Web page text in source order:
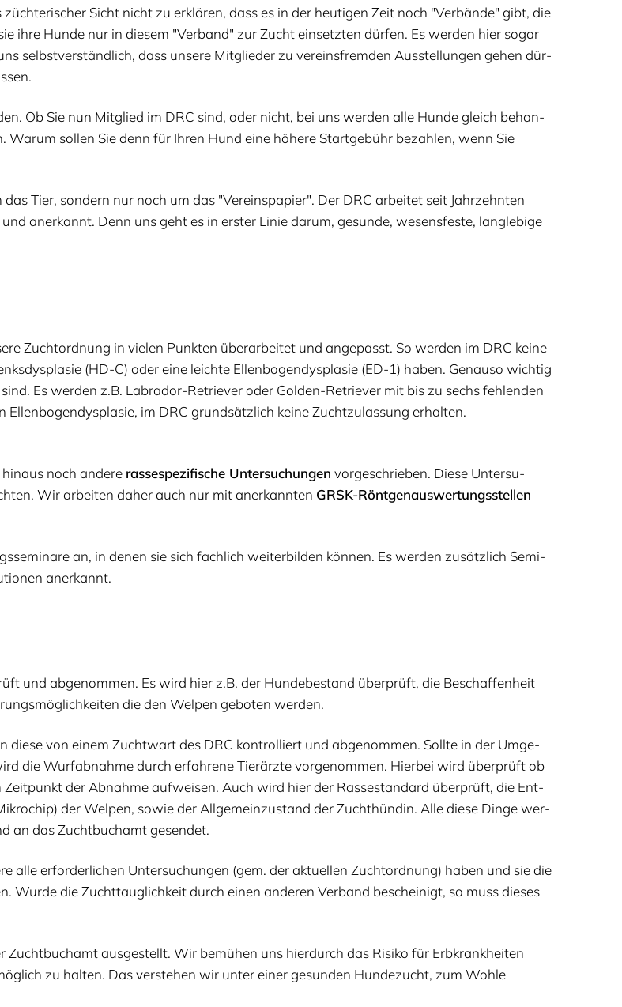
Sicht nicht zu erklä­ren, dass es in der heu­ti­gen Zeit noch "Ver­bän­de" gibt, die
ihre Hun­de nur in die­sem "Ver­band" zur Zucht ein­setz­ten dür­fen. Es wer­den hier sogar
selbst­ver­ständ­lich, dass unse­re Mit­glie­der zu ver­eins­frem­den Aus­stel­lun­gen gehen dür­
Ob Sie nun Mit­glied im DRC sind, oder nicht, bei uns wer­den alle Hun­de gleich behan­
sol­len Sie denn für Ihren Hund eine höhe­re Start­ge­bühr bezah­len, wenn Sie
Tier, son­dern nur noch um das "Ver­eins­pa­pier". Der DRC arbei­tet seit Jahr­zehn­ten
aner­kannt. Denn uns geht es in ers­ter Linie dar­um, gesun­de, wesens­fes­te, lang­le­bi­ge
Zucht­ord­nung in vie­len Punk­ten über­ar­bei­tet und ange­passt. So wer­den im DRC kei­ne
(HD-C) oder eine leich­te Ellen­bo­gen­dys­pla­sie (ED-1) haben. Genau­so wich­tig
Es wer­den z.B. Labra­dor-Retrie­ver oder Gol­den-Retrie­ver mit bis zu sechs feh­len­den
Ellen­bo­gen­dys­pla­sie, im DRC grund­sätz­lich kei­ne Zucht­zu­las­sung erhal­ten.
noch ande­re ras­se­spe­zi­fi­sche Unter­su­chun­gen vor­ge­schrie­ben. Die­se Unter­su­
Wir arbei­ten daher auch nur mit aner­kann­ten GRSK-Rönt­gen­aus­wer­tungs­stel­len
an, in denen sie sich fach­lich wei­ter­bil­den kön­nen. Es wer­den zusätz­lich Semi­
anerkannt.
und abge­nom­men. Es wird hier z.B. der Hun­de­be­stand über­prüft, die Beschaf­fen­heit
die den Wel­pen gebo­ten werden.
die­se von einem Zucht­wart des DRC kon­trol­liert und abge­nom­men. Soll­te in der Umge­
die Wurf­ab­nah­me durch erfah­re­ne Tier­ärz­te vor­ge­nom­men. Hier­bei wird über­prüft ob
der Abnah­me auf­wei­sen. Auch wird hier der Ras­se­stan­dard über­prüft, die Ent­
der Wel­pen, sowie der All­ge­mein­zu­stand der Zucht­hün­din. Alle die­se Din­ge wer­
an das Zucht­buch­amt gesendet.
alle erfor­der­li­chen Unter­su­chun­gen (gem. der aktu­el­len Zucht­ord­nung) haben und sie die
Wur­de die Zucht­taug­lich­keit durch einen ande­ren Ver­band beschei­nigt, so muss die­ses
aus­ge­stellt. Wir bemü­hen uns hier­durch das Risi­ko für Erb­krank­hei­ten
zu hal­ten. Das ver­ste­hen wir unter einer gesun­den Hun­de­zucht, zum Woh­le